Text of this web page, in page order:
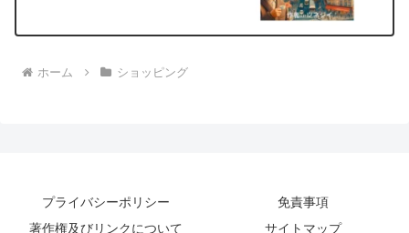
ホーム ショッピング
プライバシーポリシー
免責事項
著作権及びリンクについて
サイトマップ